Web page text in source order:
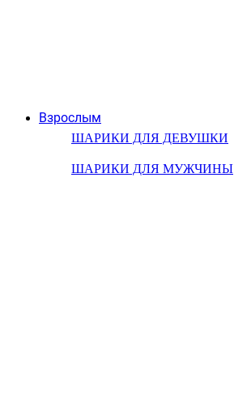
Взрослым
ШАРИКИ ДЛЯ ДЕВУШКИ
ШАРИКИ ДЛЯ МУЖЧИНЫ